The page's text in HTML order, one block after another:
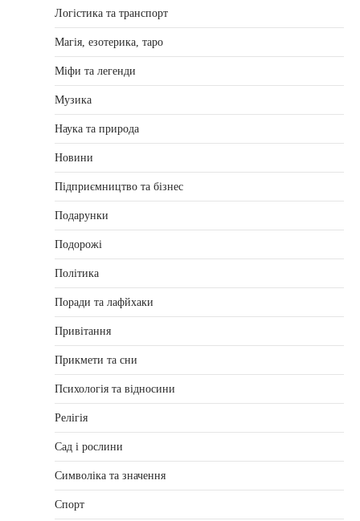
Логістика та транспорт
Магія, езотерика, таро
Міфи та легенди
Музика
Наука та природа
Новини
Підприємництво та бізнес
Подарунки
Подорожі
Політика
Поради та лафйхаки
Привітання
Прикмети та сни
Психологія та відносини
Релігія
Сад і рослини
Символіка та значення
Спорт